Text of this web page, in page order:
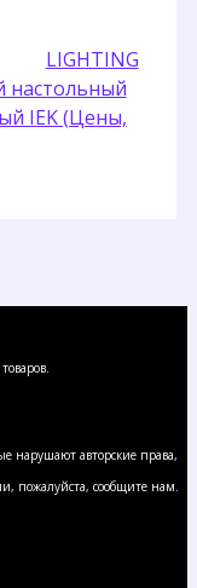
LIGHTING
настольный
IEK (Цены,
нарушают авторские права,
пожалуйста, сообщите нам.